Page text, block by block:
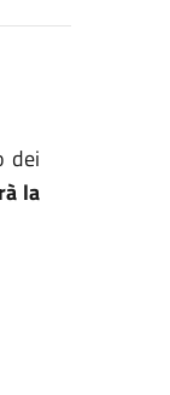
dei
la